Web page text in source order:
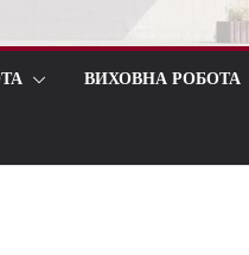
ВИХОВНА РОБОТА